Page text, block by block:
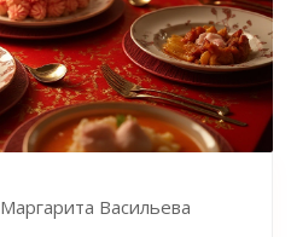
Маргарита Васильева